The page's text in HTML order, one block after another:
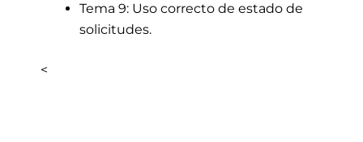
Tema 9: Uso correcto de estado de
solicitudes.
<